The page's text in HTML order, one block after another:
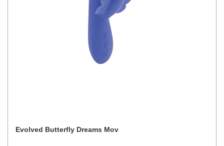
Evolved Butterfly Dreams Mov